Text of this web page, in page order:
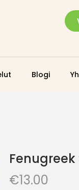
Blogi
€13.00